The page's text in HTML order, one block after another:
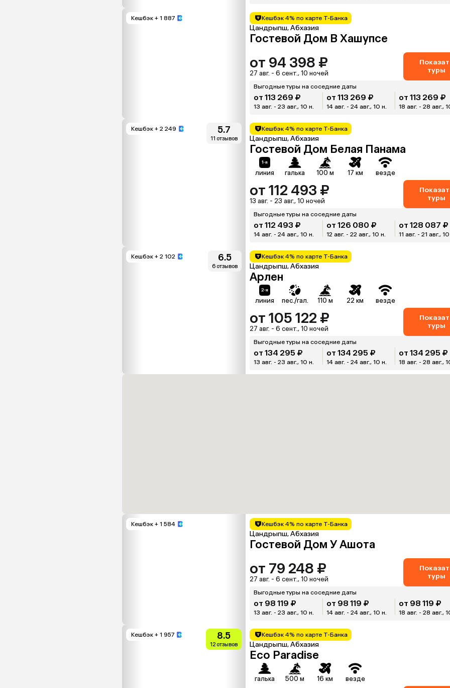
Кешбэк + 1 887 Кешбэк 4% по карте Т-Банка
Цандрыпш, Абхазия
Гостевой Дом В Хашупсе
от 94 398 ₽
27 авг. - 6 сент., 10 ночей
туры
Выгодные туры на соседние даты
от 113 269 ₽
13 авг. - 23 авг., 10 н.
от 113 269 ₽
14 авг. - 24 авг., 10 н.
от 113 269 ₽
18 авг. - 28 авг.,
Кешбэк + 2 249 5.7
11 отзывов
Кешбэк 4% по карте Т-Банка
Цандрыпш, Абхазия
Гостевой Дом Белая Панама
линия галька 100 м 17 км везде
от 112 493 ₽
13 авг. - 23 авг., 10 ночей
туры
Выгодные туры на соседние даты
от 112 493 ₽
14 авг. - 24 авг., 10 н.
от 126 080 ₽
12 авг. - 22 авг., 10 н.
от 128 087 ₽
11 авг. - 21 авг.,
Кешбэк + 2 102 6.5
6 отзывов
Кешбэк 4% по карте Т-Банка
Цандрыпш, Абхазия
Арлен
линия пес./гал. 110 м 22 км везде
от 105 122 ₽
27 авг. - 6 сент., 10 ночей
туры
Выгодные туры на соседние даты
от 134 295 ₽
13 авг. - 23 авг., 10 н.
от 134 295 ₽
14 авг. - 24 авг., 10 н.
от 134 295 ₽
18 авг. - 28 авг.,
Кешбэк + 1 584 Кешбэк 4% по карте Т-Банка
Цандрыпш, Абхазия
Гостевой Дом У Ашота
от 79 248 ₽
27 авг. - 6 сент., 10 ночей
туры
Выгодные туры на соседние даты
от 98 119 ₽
13 авг. - 23 авг., 10 н.
от 98 119 ₽
14 авг. - 24 авг., 10 н.
от 98 119 ₽
18 авг. - 28 авг.,
Кешбэк + 1 957 8.5
12 отзывов
Кешбэк 4% по карте Т-Банка
Цандрыпш, Абхазия
Eco Paradise
галька 500 м 16 км везде